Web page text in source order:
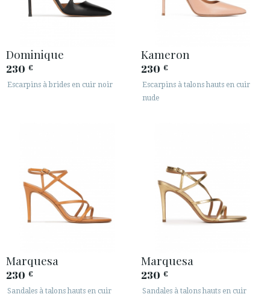
Dominique
230 €
Escarpins à brides en cuir noir
Kameron
230 €
Escarpins à talons hauts en cuir
nude
Marquesa
230 €
Sandales à talons hauts en cuir
Marquesa
230 €
Sandales à talons hauts en cuir